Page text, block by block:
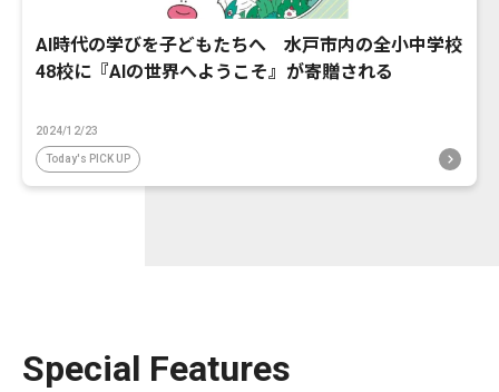
AI時代の学びを子どもたちへ 水戸市内の全小中学校
48校に『AIの世界へようこそ』が寄贈される
2024/12/23
Today's PICK UP
Special Features